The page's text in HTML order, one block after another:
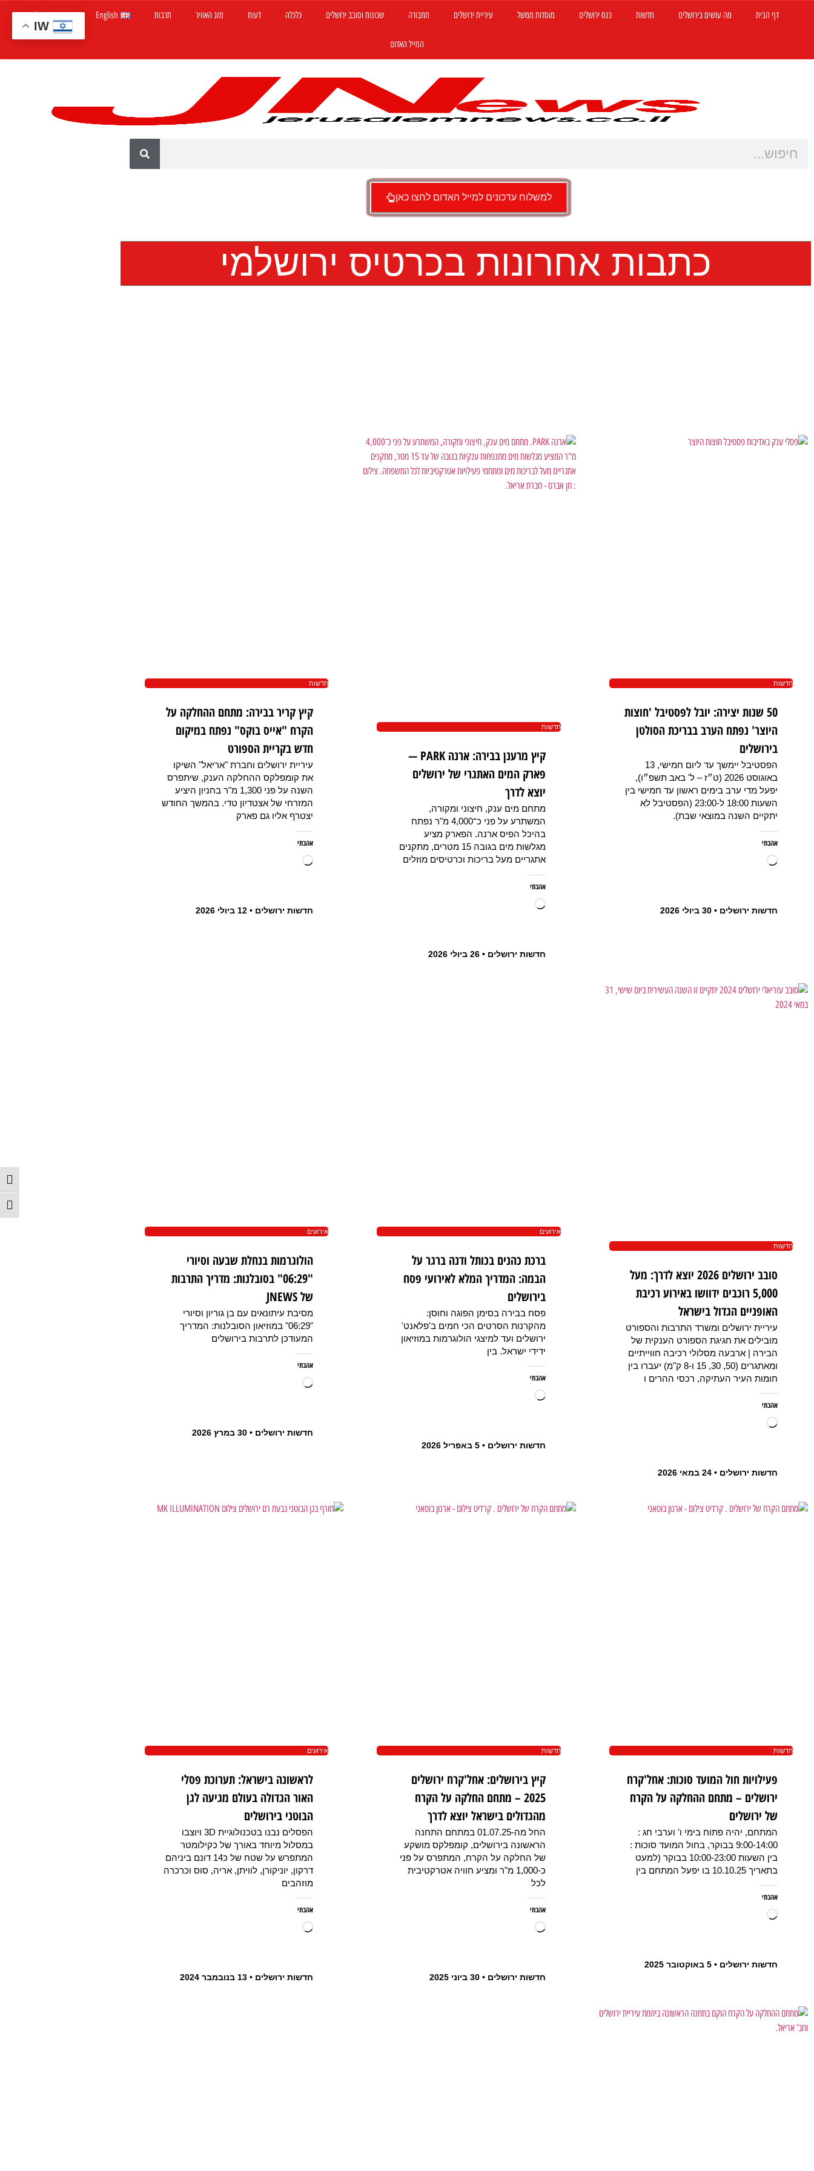
מתג
דף הבית מה עושים בירושלים חדשות כנס ירושלים מוסדות ממשל עיריית ירושלים תחבורה שכונות וסובב ירושלים כלכלה דעות מזג האוויר תרבות English חדשות ישראל
המייל האדום
למשלוח עדכונים למייל האדום לחצו כאן
כתבות אחרונות בכרטיס ירושלמי
חדשות
50 שנות יצירה: יובל לפסטיבל 'חוצות
היוצר' נפתח הערב בבריכת הסולטן
בירושלים
הפסטיבל יימשך עד ליום חמישי, 13
באוגוסט 2026 (ט״ז – ל' באב תשפ״ו),
יפעל מדי ערב בימים ראשון עד חמישי בין
השעות 18:00 ל-23:00 (הפסטיבל לא
יתקיים השנה במוצאי שבת).
אהבתי
חדשות ירושלים
חדשות
קיץ מרענן בבירה: ארנה PARK —
פארק המים האתגרי של ירושלים
יוצא לדרך
מתחם מים ענק, חיצוני ומקורה,
המשתרע על פני כ־4,000 מ"ר נפתח
בהיכל הפיס ארנה. הפארק מציע
מגלשות מים בגובה 15 מטרים, מתקנים
אתגריים מעל בריכות וכרטיסים מוזלים
אהבתי
חדשות ירושלים 26 ביולי 2026
חדשות
קיץ קריר בבירה: מתחם ההחלקה על
הקרח "אייס בוקס" נפתח במיקום
חדש בקריית הספורט
עיריית ירושלים וחברת "אריאל" השיקו
את קומפלקס ההחלקה הענק, שיתפרס
השנה על פני 1,300 מ"ר בחניון היציע
המזרחי של אצטדיון טדי. בהמשך החודש
יצטרף אליו גם פארק
אהבתי
חדשות ירושלים 12 ביולי 2026
חדשות
סובב ירושלים 2026 יוצא לדרך: מעל
5,000 רוכבים ידוושו באירוע רכיבת
האופניים הגדול בישראל
עיריית ירושלים ומשרד התרבות והספורט
מובילים את חגיגת הספורט הענקית של
הבירה | ארבעה מסלולי רכיבה חווייתיים
ומאתגרים (50, 30, 15 ו-8 ק"מ) יעברו בין
חומות העיר העתיקה, רכסי ההרים ו
אהבתי
חדשות ירושלים
אירועים
ברכת כהנים בכותל ודנה ברגר על
הבמה: המדריך המלא לאירועי פסח
בירושלים
פסח בבירה בסימן הפוגה וחוסן:
מהקרנות הסרטים הכי חמים ב'פלאנט'
ירושלים ועד למיצגי הולוגרמות במוזיאון
ידידי ישראל. בין
אהבתי
חדשות ירושלים 5 באפריל 2026
אירועים
הולוגרמות בנחלת שבעה וסיורי
"06:29" בסובלנות: מדריך התרבות
של JNEWS
מסיבת עיתונאים עם בן גוריון וסיורי
"06:29" במוזיאון הסובלנות: המדריך
המעודכן לתרבות בירושלים
אהבתי
חדשות ירושלים 30 במרץ 2026
חדשות
פעילויות חול המועד סוכות: אחל'קרח
ירושלים – מתחם ההחלקה על הקרח
של ירושלים
המתחם, יהיה פתוח בימי ו' וערבי חג :
9:00-14:00 בבוקר, בחול המועד סוכות :
בין השעות 10:00-23:00 בבוקר (למעט
בתאריך 10.10.25 בו יפעל המתחם בין
אהבתי
חדשות ירושלים
חדשות
קיץ בירושלים: אחל'קרח ירושלים
2025 – מתחם החלקה על הקרח
מהגדולים בישראל יוצא לדרך
החל מה-01.07.25 במתחם התחנה
הראשונה בירושלים, קומפלקס מושקע
של החלקה על הקרח, המתפרס על פני
כ-1,000 מ"ר ומציע חוויה אטרקטיבית
לכל
אהבתי
חדשות ירושלים 30 ביוני 2025
אירועים
לראשונה בישראל: תערוכת פסלי
האור הגדולה בעולם מגיעה לגן
הבוטני בירושלים
הפסלים נבנו בטכנולוגיית 3D ויוצבו
במסלול מיוחד באורך של כקילומטר
המתפרש על שטח של כ14 דונם ביניהם
דרקון, יוניקורן, לוויתן, אריה, סוס וכרכרה
מוזהבים
אהבתי
חדשות ירושלים 13 בנובמבר 2024
IW